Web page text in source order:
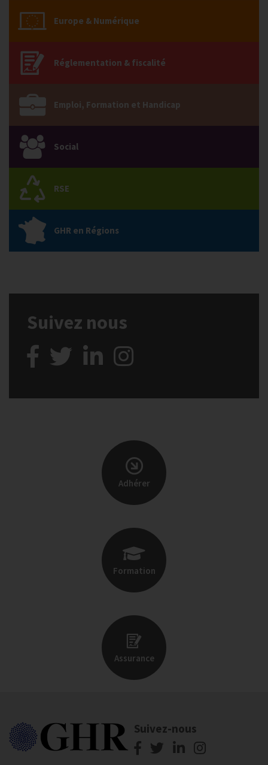
Europe & Numérique
Réglementation & fiscalité
Emploi, Formation et Handicap
Social
RSE
GHR en Régions
Suivez nous
Adhérer
Formation
Assurance
Suivez-nous